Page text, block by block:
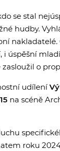
se stal
hudby.
úspěšní
o
udílení
na scéně
roku